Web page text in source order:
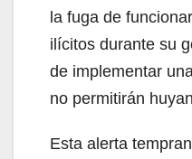
la fuga de
ilícitos durante su
de implementar
no permitirán
Esta alerta